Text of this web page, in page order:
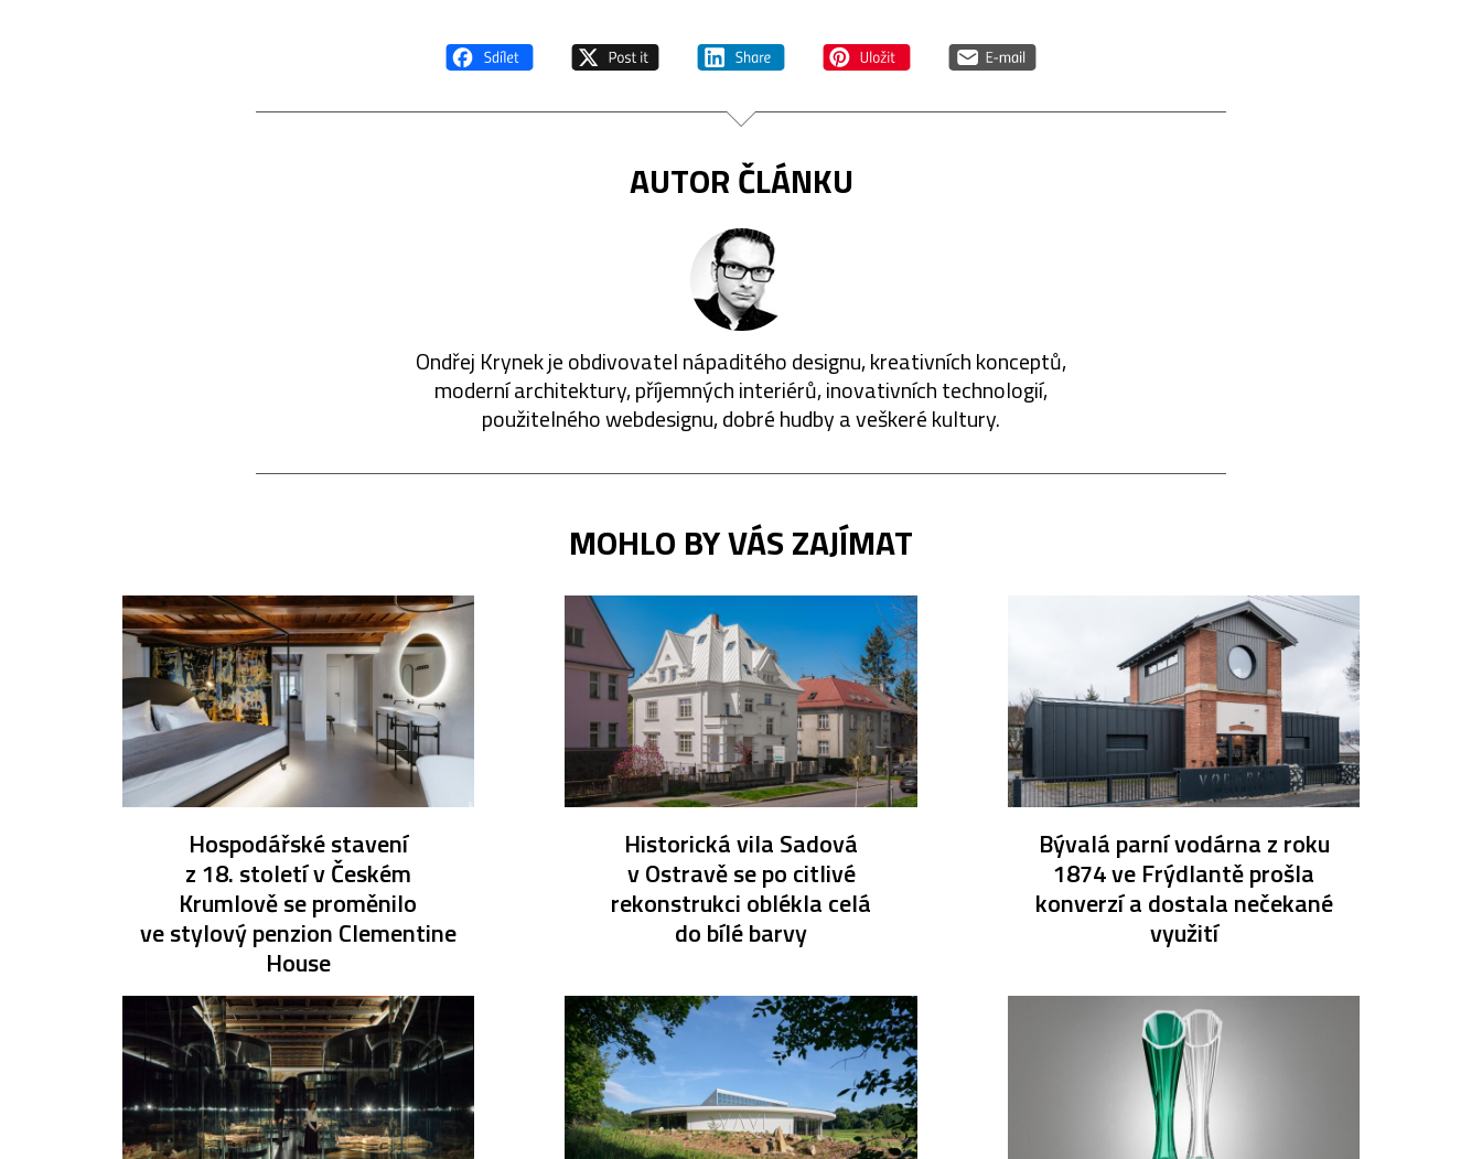
AUTOR ČLÁNKU
Ondřej Krynek je obdivovatel nápaditého designu, kreativních konceptů,
moderní architektury, příjemných interiérů, inovativních technologií,
použitelného webdesignu, dobré hudby a veškeré kultury.
MOHLO BY VÁS ZAJÍMAT
Hospodářské stavení
z 18. století v Českém
Krumlově se proměnilo
ve stylový penzion Clementine
House
Historická vila Sadová
v Ostravě se po citlivé
rekonstrukci oblékla celá
do bílé barvy
Bývalá parní vodárna z roku
1874 ve Frýdlantě prošla
konverzí a dostala nečekané
využití